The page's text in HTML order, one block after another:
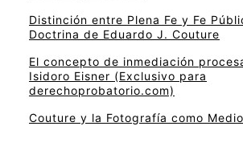
Distinción entre Plena Fe y Fe
Doctrina de Eduardo J. Couture
El concepto de inmediación
Isidoro Eisner (Exclusivo para
derechoprobatorio.com)
Couture y la Fotografía como